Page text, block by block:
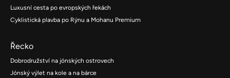
Luxusní cesta po evropských řekách
Cyklistická plavba po Rýnu a Mohanu Premium
Řecko
Dobrodružství na jónských ostrovech
Jónský výlet na kole a na bárce